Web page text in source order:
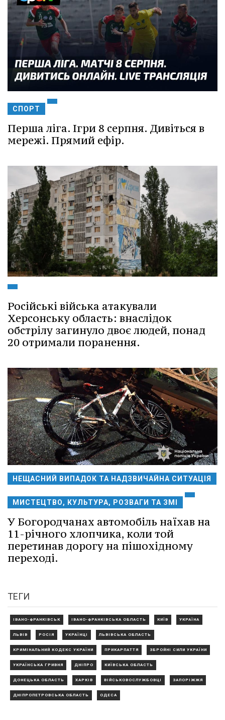
СПОРТ
Перша ліга. Ігри 8 серпня. Дивіться в
мережі. Прямий ефір.
Російські війська атакували
Херсонську область: внаслідок
обстрілу загинуло двоє людей, понад
20 отримали поранення.
НЕЩАСНИЙ ВИПАДОК ТА НАДЗВИЧАЙНА СИТУАЦІЯ
МИСТЕЦТВО, КУЛЬТУРА, РОЗВАГИ ТА ЗМІ
У Богородчанах автомобіль наїхав на
11-річного хлопчика, коли той
перетинав дорогу на пішохідному
переході.
ТЕГИ
ІВАНО-ФРАНКІВСЬК ІВАНО-ФРАНКІВСЬКА ОБЛАСТЬ КИЇВ УКРАЇНА
ЛЬВІВ РОСІЯ УКРАЇНЦІ ЛЬВІВСЬКА ОБЛАСТЬ
КРИМІНАЛЬНИЙ КОДЕКС УКРАЇНИ ПРИКАРПАТТЯ ЗБРОЙНІ СИЛИ УКРАЇНИ
УКРАЇНСЬКА ГРИВНЯ ДНІПРО КИЇВСЬКА ОБЛАСТЬ
ДОНЕЦЬКА ОБЛАСТЬ ХАРКІВ ВІЙСЬКОВОСЛУЖБОВЦІ ЗАПОРІЖЖЯ
ДНІПРОПЕТРОВСЬКА ОБЛАСТЬ ОДЕСА